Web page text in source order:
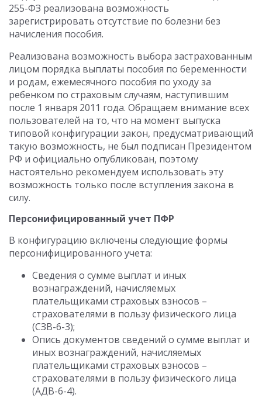
255-ФЗ реализована возможность
зарегистрировать отсутствие по болезни без
начисления пособия.
Реализована возможность выбора застрахованным
лицом порядка выплаты пособия по беременности
и родам, ежемесячного пособия по уходу за
ребенком по страховым случаям, наступившим
после 1 января 2011 года. Обращаем внимание всех
пользователей на то, что на момент выпуска
типовой конфигурации закон, предусматривающий
такую возможность, не был подписан Президентом
РФ и официально опубликован, поэтому
настоятельно рекомендуем использовать эту
возможность только после вступления закона в
силу.
Персонифицированный учет ПФР
В конфигурацию включены следующие формы
персонифицированного учета:
Сведения о сумме выплат и иных
вознаграждений, начисляемых
плательщиками страховых взносов –
страхователями в пользу физического лица
(СЗВ-6-3);
Опись документов сведений о сумме выплат и
иных вознаграждений, начисляемых
плательщиками страховых взносов –
страхователями в пользу физического лица
(АДВ-6-4).